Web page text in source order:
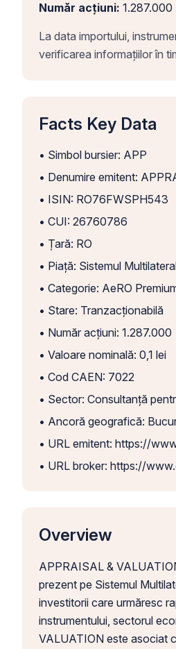
Număr acțiuni: 1.287.000
La data importului,
verificarea informațiilor în
Facts Key Data
• Simbol bursier: APP
• Denumire emitent:
• ISIN: RO76FWSPH543
• CUI: 26760786
• Țară: RO
• Piață: Sistemul
• Categorie: AeRO
• Stare: Tranzacționabilă
• Număr acțiuni: 1.287.000
• Valoare nominală: 0,1 lei
• Cod CAEN: 7022
• Sector: Consultanță
• Ancoră geografică:
• URL emitent: https://
• URL broker: https://
Overview
APPRAISAL &
prezent pe Sistemul
investitorii care urmăresc
instrumentului, sectorul
VALUATION este asociat